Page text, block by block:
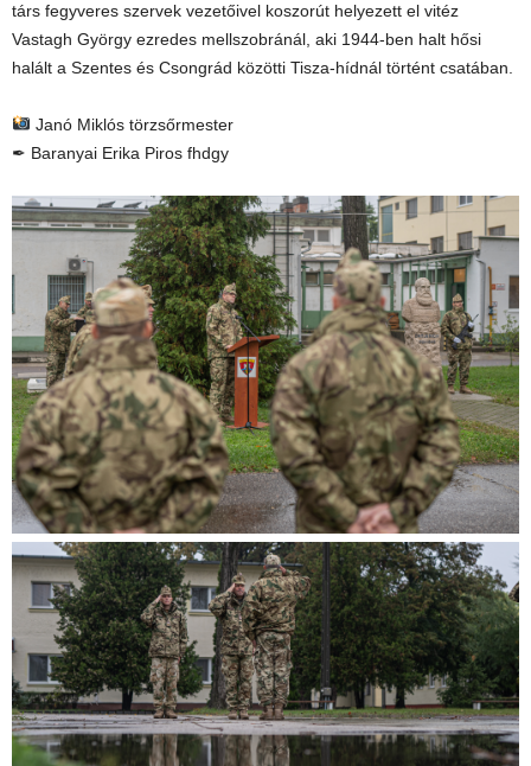
társ fegyveres szervek vezetőivel koszorút helyezett el vitéz
Vastagh György ezredes mellszobránál, aki 1944-ben halt hősi
halált a Szentes és Csongrád közötti Tisza-hídnál történt csatában.
Janó Miklós törzsőrmester
✒ Baranyai Erika Piros fhdgy